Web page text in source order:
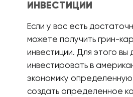
ИНВЕСТИЦИИ
Если у вас есть
можете получить грин-
инвестиции. Для этого вы
инвестировать в
экономику определенную
создать определенное